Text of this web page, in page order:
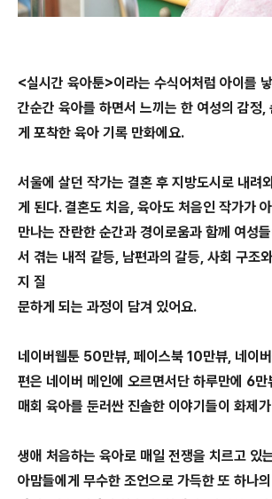
<실시간 육아툰>이라는 수식어처럼 아이를
간순간 육아를 하면서 느끼는 한 여성의 감정,
게 포착한 육아 기록 만화에요.
서울에 살던 작가는 결혼 후 지방도시로 내려
게 된다. 결혼도 치음, 육아도 처음인 작가가
만나는 잔란한 순간과 경이로움과 함께 여성
서 겪는 내적 같등, 남편과의 갈등, 사회 구조
지 질
문하게 되는 과정이 담겨 있어요.
네이버웹툰 50만뷰, 페이스북 10만뷰, 네이
편은 네이버 메인에 오르면서단 하루만에 6만
매회 육아를 둔러싼 진솔한 이야기들이 화제
생애 처음하는 육아로 매일 전쟁을 치르고 있
아맘들에게 무수한 조언으로 가득한 또 하나